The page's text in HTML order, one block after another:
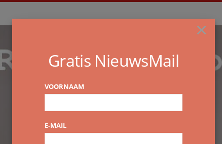
×
Gratis NieuwsMail
VOORNAAM
E-MAIL